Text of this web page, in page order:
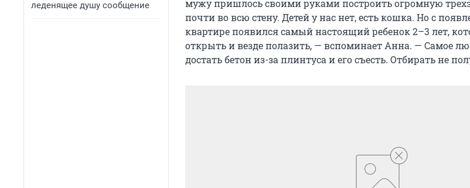
леденящее душу сообщение
мужу пришлось своими руками построить огромную
почти во всю стену. Детей у нас нет, есть кошка. Но с
квартире появился самый настоящий ребенок 2–3 лет,
открыть и везде полазить, — вспоминает Анна. — Самое
достать бетон из-за плинтуса и его съесть. Отбирать не